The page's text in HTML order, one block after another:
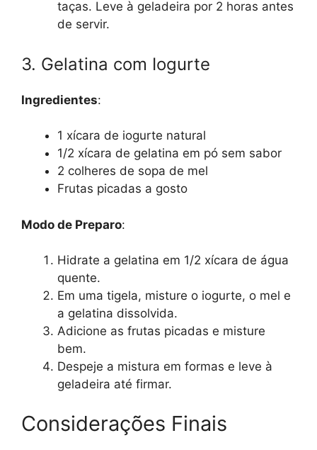
taças. Leve à geladeira por 2 horas antes
de servir.
3. Gelatina com Iogurte
Ingredientes:
1 xícara de iogurte natural
1/2 xícara de gelatina em pó sem sabor
2 colheres de sopa de mel
Frutas picadas a gosto
Modo de Preparo:
Hidrate a gelatina em 1/2 xícara de água
quente.
Em uma tigela, misture o iogurte, o mel e
a gelatina dissolvida.
Adicione as frutas picadas e misture
bem.
Despeje a mistura em formas e leve à
geladeira até firmar.
Considerações Finais